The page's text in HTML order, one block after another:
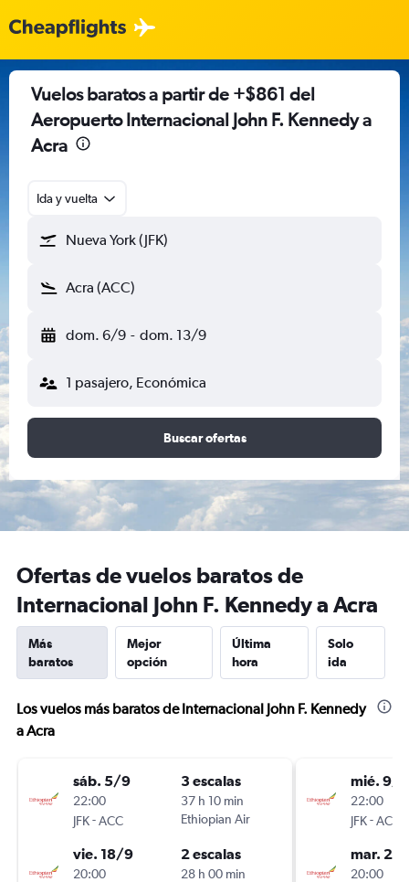
Vuelos baratos a partir de +$861 del
Aeropuerto Internacional John F. Kennedy a
Acra
Ida y vuelta
Nueva York (JFK)
Acra (ACC)
dom. 6/9 - dom. 13/9
1 pasajero, Económica
Buscar ofertas
Ofertas de vuelos baratos de
Internacional John F. Kennedy a Acra
Más
baratos
Mejor
opción
Última
hora
Solo
ida
Los vuelos más baratos de Internacional John F. Kennedy
a Acra
sáb. 5/9
22:00
JFK-ACC
3 escalas
37 h 10 min
Ethiopian Air
vie. 18/9
20:00
2 escalas
28 h 00 min
mié. 9/9
22:00
JFK-ACC
mar.
20:00